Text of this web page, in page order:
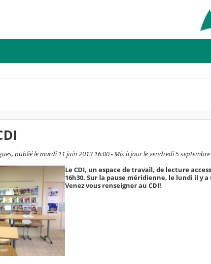
publié le mardi 11 juin 2013 16:00 - Mis à jour le vendredi 5 septembre
Le CDI, un espace de travail, de lecture
16h30. Sur la pause méridienne, le lundi il y
Venez vous renseigner au CDI!